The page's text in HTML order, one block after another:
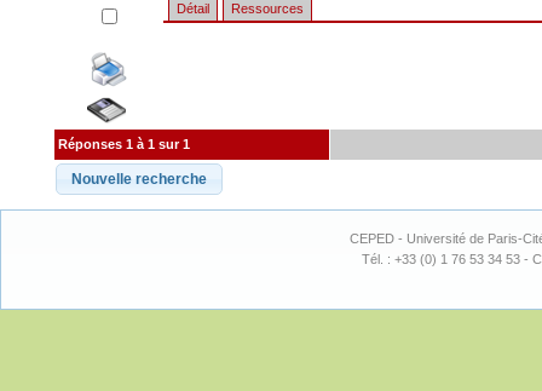
Détail Ressources
Réponses 1 à 1 sur 1
CEPED - Université de Paris-
Tél. : +33 (0) 1 76 53 34 53 -